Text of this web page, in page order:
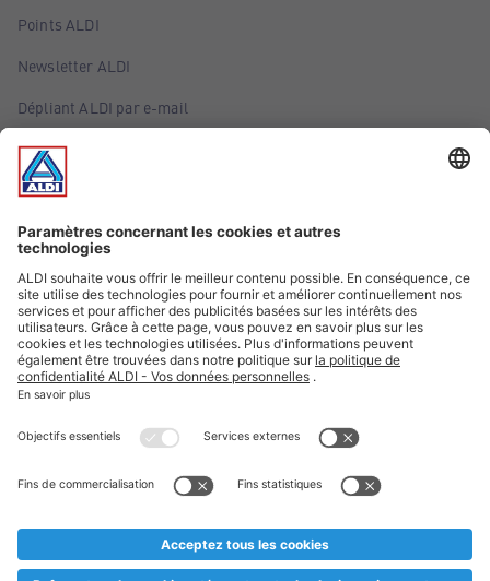
Points ALDI
Newsletter ALDI
Dépliant ALDI par e-mail
Offres
Infos essentielles
Suivez ALDI Belgique
Textes marqués d'un astérisque et mentions légales
* Nous vendons ces articles temporairement et jusqu'à
au cas où, malgré le planning bien étudié, nous serions
prématurément en rupture de stock. Prix Recupel et TVA incl.
** Sur ce site, l’utilisation de la forme masculine a été adoptée